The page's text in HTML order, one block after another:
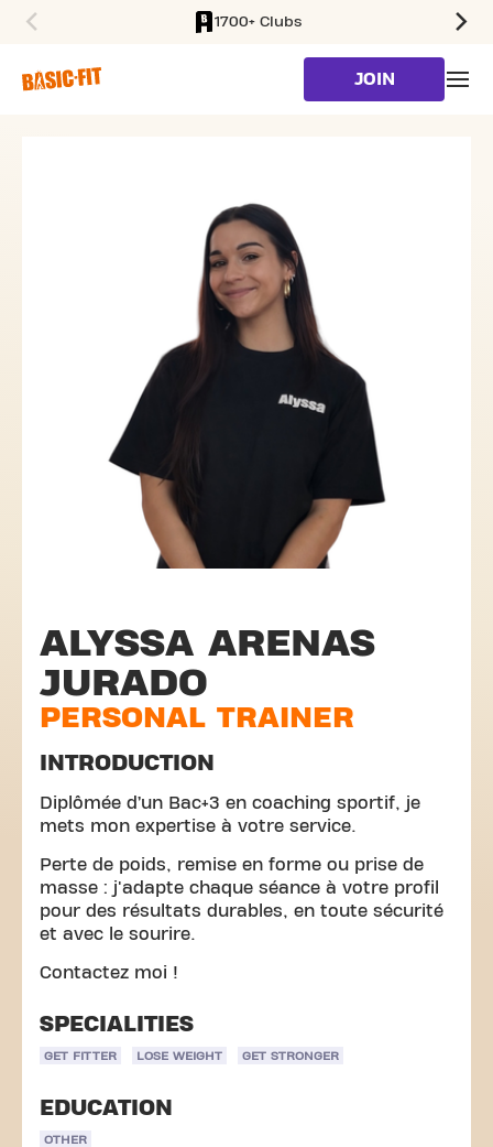
1700+ Clubs
JOIN
ALYSSA ARENAS
JURADO
PERSONAL TRAINER
INTRODUCTION
Diplômée d’un Bac+3 en coaching sportif, je
mets mon expertise à votre service.
Perte de poids, remise en forme ou prise de
masse : j'adapte chaque séance à votre profil
pour des résultats durables, en toute sécurité
et avec le sourire.
Contactez moi !
SPECIALITIES
GET FITTER LOSE WEIGHT GET STRONGER
EDUCATION
OTHER